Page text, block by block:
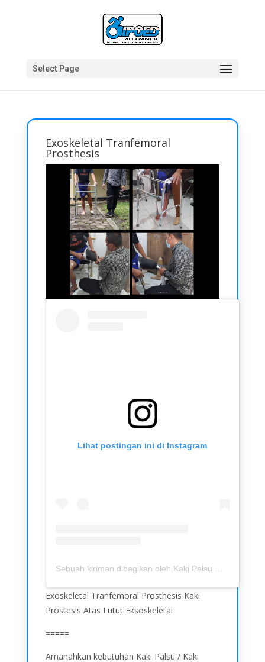
Select Page
Exoskeletal Tranfemoral
Prosthesis
Lihat postingan ini di Instagram
Exoskeletal Tranfemoral Prosthesis Kaki
Prostesis Atas Lutut Eksoskeletal
=====
Amanahkan kebutuhan Kaki Palsu / Kaki